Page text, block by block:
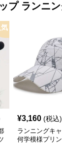
プ ランニ
気
¥3,160 (税込)
ランニングキ
何学模様プリ